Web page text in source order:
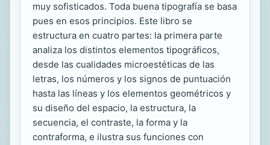
muy sofisticados. Toda buena tipografía se basa
pues en esos principios. Este libro se
estructura en cuatro partes: la primera parte
analiza los distintos elementos tipográficos,
desde las cualidades microestéticas de las
letras, los números y los signos de puntuación
hasta las líneas y los elementos geométricos y
su diseño del espacio, la estructura, la
secuencia, el contraste, la forma y la
contraforma, e ilustra sus funciones con